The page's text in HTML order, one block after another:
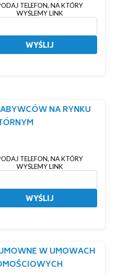
TELEFON, NA KTÓRY
WYŚLEMY LINK
WYŚLIJ
NA RYNKU
TELEFON, NA KTÓRY
WYŚLEMY LINK
WYŚLIJ
W UMOWACH